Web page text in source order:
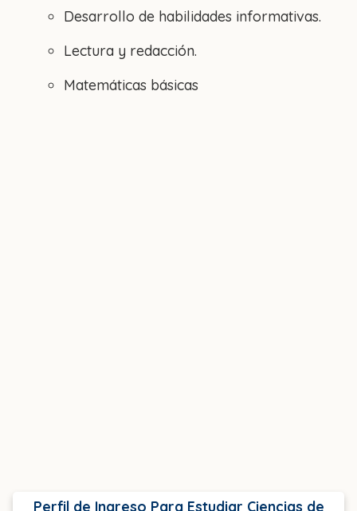
Desarrollo de habilidades informativas.
Lectura y redacción.
Matemáticas básicas
Perfil de Ingreso Para Estudiar Ciencias de